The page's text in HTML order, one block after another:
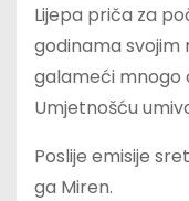
Lijepa priča za
godinama svojim
galameći mnogo
Umjetnošću
Poslije emisije
ga Miren.